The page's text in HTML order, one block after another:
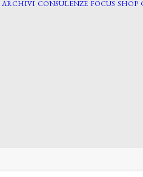
ARCHIVI CONSULENZE FOCUS SHOP